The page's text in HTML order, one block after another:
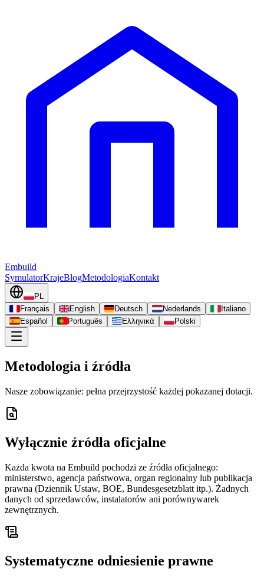
Embuild
SymulatorKrajeBlogMetodologiaKontakt
PL
Français
English Deutsch Nederlands
Italiano
Español
Português Ελληνικά Polski
Metodologia i źródła
Nasze zobowiązanie: pełna przejrzystość każdej pokazanej dotacji.
Wyłącznie źródła oficjalne
Każda kwota na Embuild pochodzi ze źródła oficjalnego:
ministerstwo, agencja państwowa, organ regionalny lub publikacja
prawna (Dziennik Ustaw, BOE, Bundesgesetzblatt itp.). Żadnych
danych od sprzedawców, instalatorów ani porównywarek
zewnętrznych.
Systematyczne odniesienie prawne